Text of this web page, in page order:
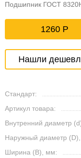
Подшипник ГОСТ
1260
Нашли
Стандарт:
Артикул товара:
Внутренний диаметр
Наружный диаметр
Ширина (B), мм: